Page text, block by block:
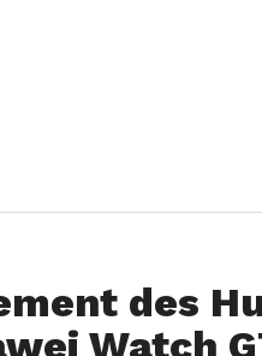
des
Watch